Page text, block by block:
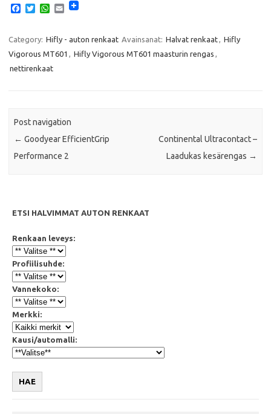
e
b
o
o
T
t
t
e
r
W
t
A
p
E
i
Category: Hifly - auton renkaat Avainsanat: Halvat renkaat
Hifly
Vigorous MT601
Hifly Vigorous MT601 maasturin rengas
nettirenkaat
Post navigation
← Goodyear EfficientGrip
Performance 2
Continental Ultracontact –
Laadukas kesärengas →
ETSI HALVIMMAT AUTON RENKAAT
Renkaan leveys:
Profiilisuhde:
Vannekoko:
Merkki:
Kausi/automalli:
HAE